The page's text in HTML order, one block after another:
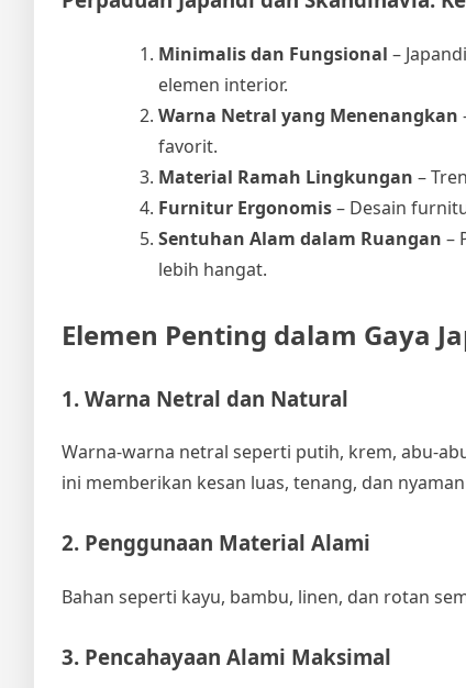
Minimalis dan Fungsional –
elemen interior.
Warna Netral yang Menenangkan
favorit.
Material Ramah Lingkungan –
Furnitur Ergonomis– Desain
Sentuhan Alam dalam Ruangan –
lebih hangat.
Elemen Penting dalam Gaya
1. Warna Netral dan Natural
Warna-warna netral seperti putih, krem, abu-
ini memberikan kesan luas, tenang, dan
2. Penggunaan Material Alami
Bahan seperti kayu, bambu, linen, dan rotan
3. Pencahayaan Alami Maksimal